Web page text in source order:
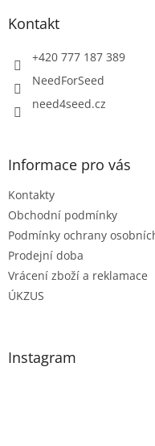
Kontakt
+420 777 187 389
NeedForSeed
need4seed.cz
Informace pro vás
Kontakty
Obchodní podmínky
Podmínky ochrany
Prodejní doba
Vrácení zboží a reklamace
ÚKZUS
Instagram